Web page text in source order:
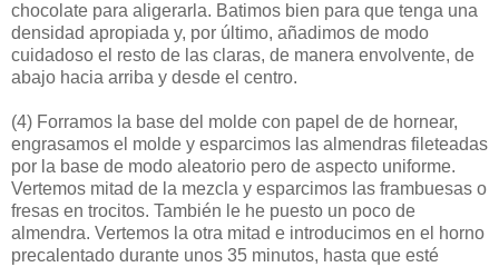
chocolate para aligerarla. Batimos bien para que tenga una
densidad apropiada y, por último, añadimos de modo
cuidadoso el resto de las claras, de manera envolvente, de
abajo hacia arriba y desde el centro.
(4) Forramos la base del molde con papel de de hornear,
engrasamos el molde y esparcimos las almendras fileteadas
por la base de modo aleatorio pero de aspecto uniforme.
Vertemos mitad de la mezcla y esparcimos las frambuesas o
fresas en trocitos. También le he puesto un poco de
almendra. Vertemos la otra mitad e introducimos en el horno
precalentado durante unos 35 minutos, hasta que esté